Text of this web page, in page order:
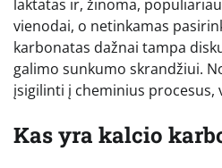
laktatas ir, žinoma,
vienodai, o netinkamas
karbonatas dažnai tampa
galimo sunkumo skrandžiui.
įsigilinti į cheminius
Kas yra kalcio